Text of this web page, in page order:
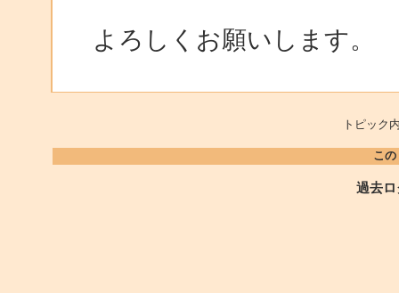
よろしくお願いします。
トピッ
こ
過去